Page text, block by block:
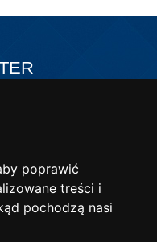
poprawić
treści i
pochodzą nasi